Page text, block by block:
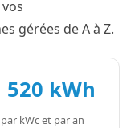
gérées de A à Z.
520 kWh
par kWc et par an